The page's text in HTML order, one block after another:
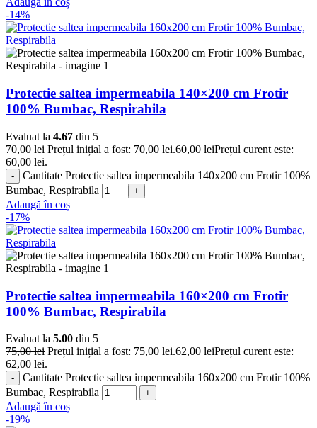
-14%
Protectie saltea impermeabila 140×200 cm Frotir
100% Bumbac, Respirabila
Evaluat la 4.67 din 5
70,00lei Prețul inițial a fost: 70,00 lei.60,00 leiPrețul curent este:
60,00 lei.
Cantitate Protectie saltea impermeabila 140x200 cm Frotir 100%
Bumbac, Respirabila
Adaugă în coș
-17%
Protectie saltea impermeabila 160×200 cm Frotir
100% Bumbac, Respirabila
Evaluat la 5.00 din 5
75,00lei Prețul inițial a fost: 75,00 lei.62,00 leiPrețul curent este:
62,00 lei.
Cantitate Protectie saltea impermeabila 160x200 cm Frotir 100%
Bumbac, Respirabila
Adaugă în coș
-19%